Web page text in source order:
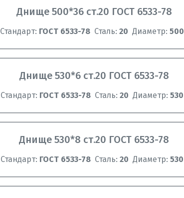
Днище 500*36 ст.20 ГОСТ 6533-78
Стандарт: ГОСТ 6533-78 Сталь:20 Диаметр:500
Днище 530*6 ст.20 ГОСТ 6533-78
Стандарт: ГОСТ 6533-78 Сталь:20 Диаметр:530
Днище 530*8 ст.20 ГОСТ 6533-78
Стандарт: ГОСТ 6533-78 Сталь:20 Диаметр:530